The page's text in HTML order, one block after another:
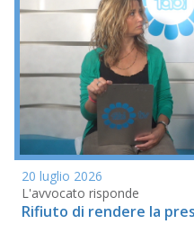
20 luglio 2026
L'avvocato risponde
Rifiuto di rendere la